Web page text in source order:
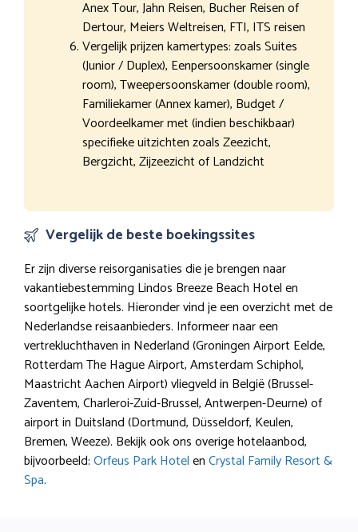
Anex Tour, Jahn Reisen, Bucher Reisen of
Dertour, Meiers Weltreisen, FTI, ITS reisen
Vergelijk prijzen kamertypes: zoals Suites
(Junior / Duplex), Eenpersoonskamer (single
room), Tweepersoonskamer (double room),
Familiekamer (Annex kamer), Budget /
Voordeelkamer met (indien beschikbaar)
specifieke uitzichten zoals Zeezicht,
Bergzicht, Zijzeezicht of Landzicht
Vergelijk de beste boekingssites
Er zijn diverse reisorganisaties die je brengen naar
vakantiebestemming Lindos Breeze Beach Hotel en
soortgelijke hotels. Hieronder vind je een overzicht met de
Nederlandse reisaanbieders. Informeer naar een
vertrekluchthaven in Nederland (Groningen Airport Eelde,
Rotterdam The Hague Airport, Amsterdam Schiphol,
Maastricht Aachen Airport) vliegveld in België (Brussel-
Zaventem, Charleroi-Zuid-Brussel, Antwerpen-Deurne) of
airport in Duitsland (Dortmund, Düsseldorf, Keulen,
Bremen, Weeze). Bekijk ook ons overige hotelaanbod,
bijvoorbeeld:Orfeus Park HotelenCrystal Family Resort &
Spa.